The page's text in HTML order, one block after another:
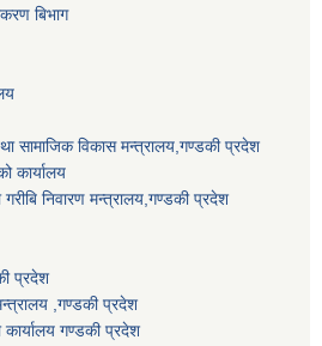
बिभाग
सामाजिक विकास मन्त्रालय,गण्डकी प्रदेश
कार्यालय
निवारण मन्त्रालय,गण्डकी प्रदेश
प्रदेश
,गण्डकी प्रदेश
कार्यालय गण्डकी प्रदेश